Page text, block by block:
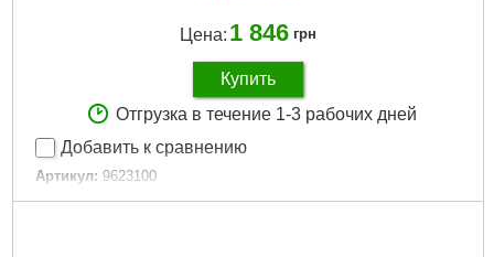
Цена: 1 846 грн
Купить
Отгрузка в течение 1-3 рабочих дней
Добавить к сравнению
Артикул: 9623100
Код товара: 29.17.58